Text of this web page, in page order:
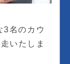
3名のカウ
いたしま